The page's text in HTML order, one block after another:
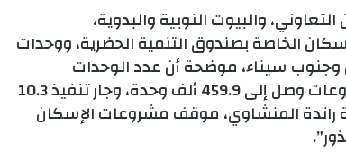
والبيوت النوبية والبدوية،
الخاصة بصندوق التنمية الحضرية، ووحدات
سيناء، موضحة أن عدد الوحدات
السكنية التي تم تنفيذها في إطار هذه المشروعات وصل إلى 459.9 ألف وحدة، وجار تنفيذ 10.3
المنشاوي، موقف مشروعات الإسكان